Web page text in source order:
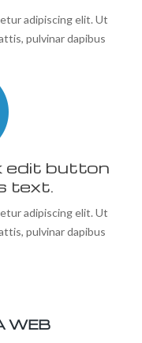
adipiscing elit. Ut
pulvinar dapibus
edit button
text.
adipiscing elit. Ut
pulvinar dapibus
WEB